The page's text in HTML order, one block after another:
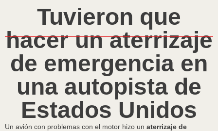
Tuvieron que
hacer un aterrizaje
de emergencia en
una autopista de
Estados Unidos
Un avión con problemas con el motor hizo un aterrizaje de